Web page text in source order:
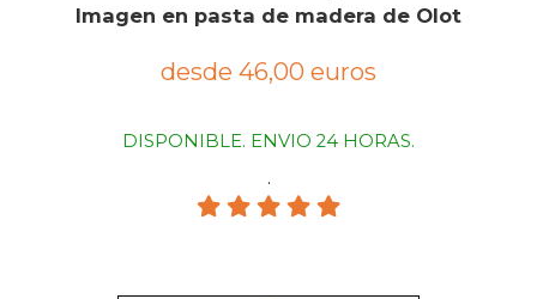
Imagen en pasta de madera de Olot
desde 46,00 euros
DISPONIBLE. ENVIO 24 HORAS.
.